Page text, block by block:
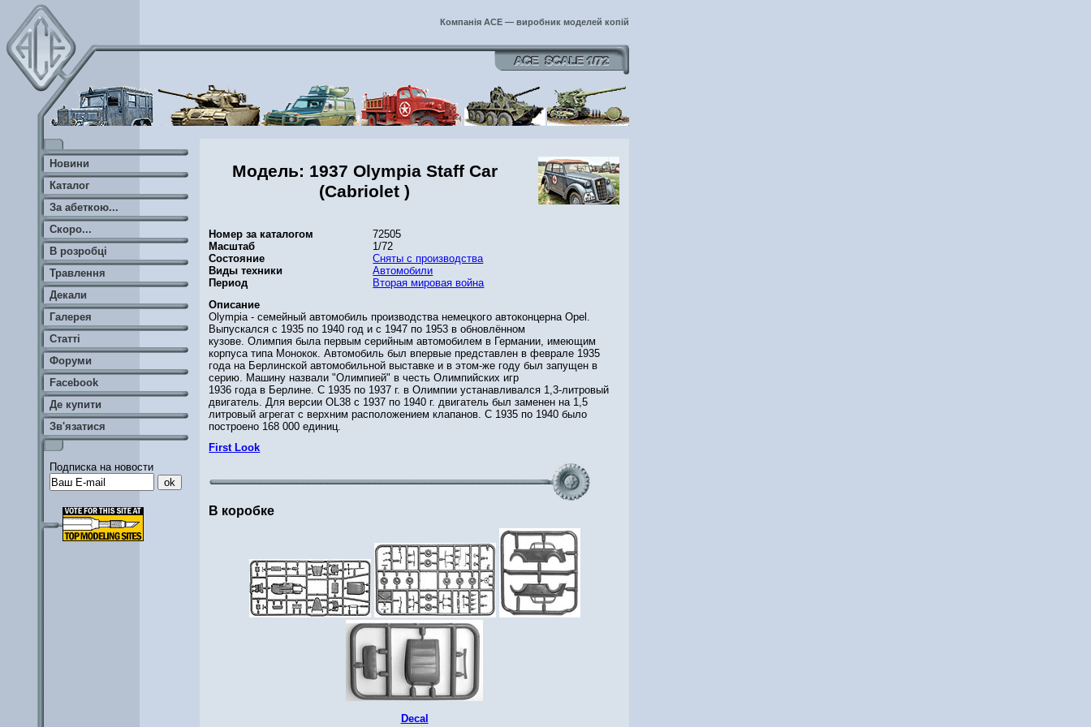
Компанія ACE — виробник моделей копій
Модель: 1937 Olympia Staff Car
(Cabriolet )
Номер за каталогом
72505
Масштаб
1/72
Состояние
Сняты с производства
Виды техники
Автомобили
Период
Вторая мировая война
Описание
Olympia - семейный автомобиль производства немецкого автоконцерна Opel.
Выпускался с 1935 по 1940 год и с 1947 по 1953 в обновлённом
кузове. Олимпия была первым серийным автомобилем в Германии, имеющим
корпуса типа Монокок. Автомобиль был впервые представлен в феврале 1935
года на Берлинской автомобильной выставке и в этом-же году был запущен в
серию. Машину назвали "Олимпией" в честь Олимпийских игр
1936 года в Берлине. С 1935 по 1937 г. в Олимпии устанавливался 1,3-литровый
двигатель. Для версии OL38 с 1937 по 1940 г. двигатель был заменен на 1,5
литровый агрегат с верхним расположением клапанов. С 1935 по 1940 было
построено 168 000 единиц.
First Look
В коробке
Decal
Новини
Каталог
За абеткою...
Скоро...
В розробці
Травлення
Декали
Галерея
Статті
Форуми
Facebook
Де купити
Зв'язатися
Подписка на новости